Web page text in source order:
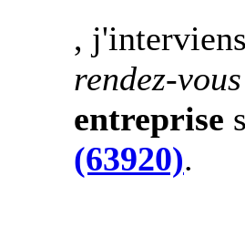
,
rendez-
entreprise
(63920).